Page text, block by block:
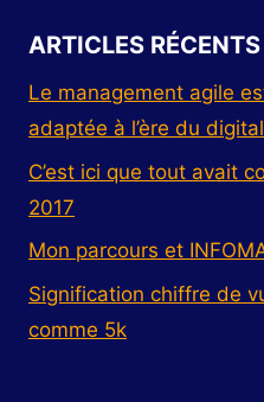
ARTICLES RÉCENTS
Le management agile
adaptée à l’ère du digital
C’est ici que tout avait
2017
Mon parcours et
Signification chiffre de
comme 5k